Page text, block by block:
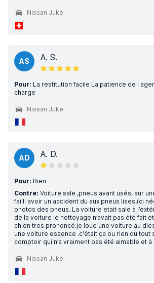
Nissan Juke
AS A. S.
Pour: La restitution facile La patience de l
charge
Nissan Juke
AD A. D.
Pour: Rien
Contre: Voiture sale ,pneus avant usés, sur
failli avoir un accident du aux pneus lises.(ci
photos des pneus. La voiture etait sale à
de la voiture le nettoyage n’avait pas été fait
chien tres prononcé.je loue une voiture au
une voiture essence .c'était ça ou rien du tout
comptoir qui n’a vraiment pas été aimable et
Nissan Juke